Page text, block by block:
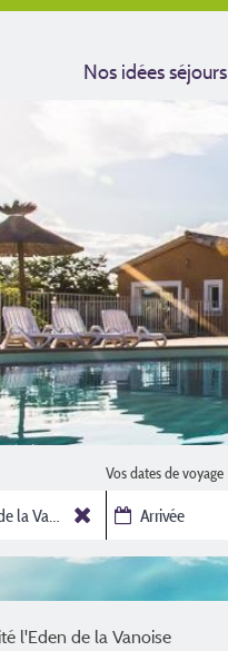
Nos idées séjours
Vos dates de voyage
l'Eden de la Vanoise